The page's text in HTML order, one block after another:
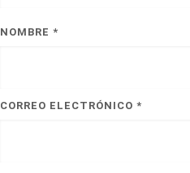
NOMBRE *
CORREO ELECTRÓNICO *